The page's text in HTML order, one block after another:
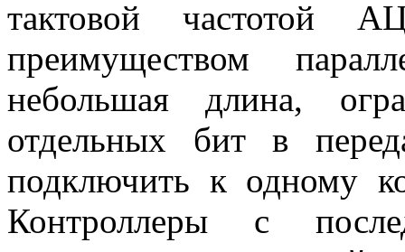
тактовой частотой
преимуществом
небольшая длина,
отдельных бит в
подключить к одному
Контроллеры с